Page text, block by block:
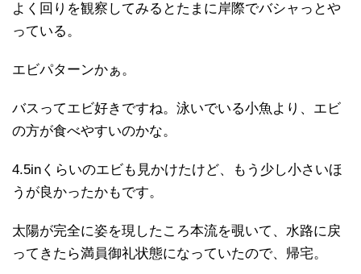
よく回りを観察してみるとたまに岸際でバシャっとや
っている。
エビパターンかぁ。
バスってエビ好きですね。泳いでいる小魚より、エビ
の方が食べやすいのかな。
4.5inくらいのエビも見かけたけど、もう少し小さいほ
うが良かったかもです。
太陽が完全に姿を現したころ本流を覗いて、水路に戻
ってきたら満員御礼状態になっていたので、帰宅。